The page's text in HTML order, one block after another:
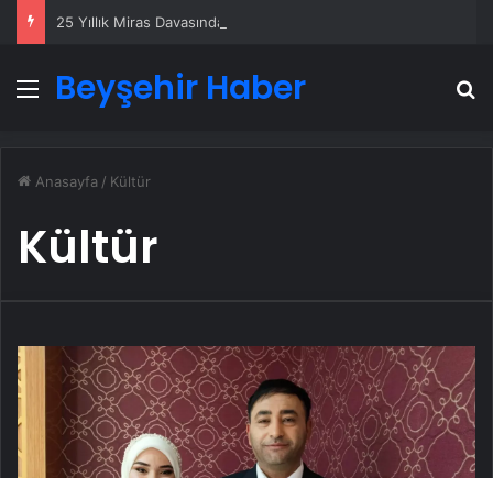
Menü
Beyşehir Haber
Anasayfa / Kültür
Kültür